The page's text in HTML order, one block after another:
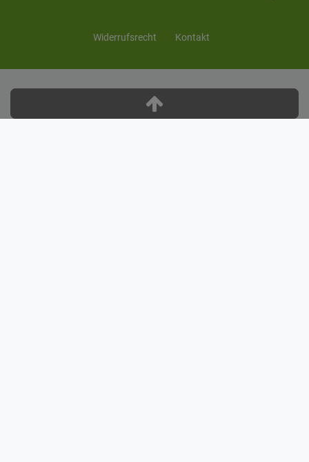
Widerrufs­recht Kontakt